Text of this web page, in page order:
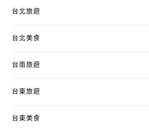
台北旅遊
台北美食
台南旅遊
台東旅遊
台東美食